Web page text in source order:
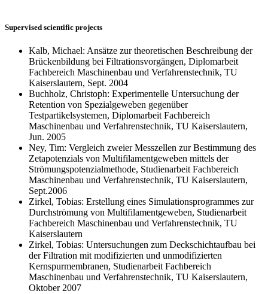
Supervised scientific projects
Kalb, Michael: Ansätze zur theoretischen Beschreibung der
Brückenbildung bei Filtrationsvorgängen, Diplomarbeit
Fachbereich Maschinenbau und Verfahrenstechnik, TU
Kaiserslautern, Sept. 2004
Buchholz, Christoph: Experimentelle Untersuchung der
Retention von Spezialgeweben gegenüber
Testpartikelsystemen, Diplomarbeit Fachbereich
Maschinenbau und Verfahrenstechnik, TU Kaiserslautern,
Jun. 2005
Ney, Tim: Vergleich zweier Messzellen zur Bestimmung des
Zetapotenzials von Multifilamentgeweben mittels der
Strömungspotenzialmethode, Studienarbeit Fachbereich
Maschinenbau und Verfahrenstechnik, TU Kaiserslautern,
Sept.2006
Zirkel, Tobias: Erstellung eines Simulationsprogrammes zur
Durchströmung von Multifilamentgeweben, Studienarbeit
Fachbereich Maschinenbau und Verfahrenstechnik, TU
Kaiserslautern
Zirkel, Tobias: Untersuchungen zum Deckschichtaufbau bei
der Filtration mit modifizierten und unmodifizierten
Kernspurmembranen, Studienarbeit Fachbereich
Maschinenbau und Verfahrenstechnik, TU Kaiserslautern,
Oktober 2007